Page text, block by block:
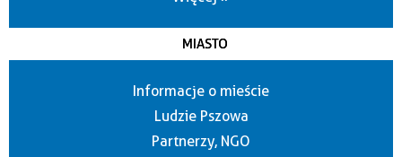
MIASTO
Informacje o mieście
Ludzie Pszowa
Partnerzy, NGO